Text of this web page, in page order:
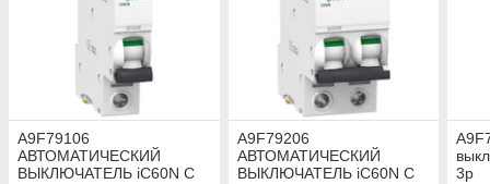
A9F79106
АВТОМАТИЧЕСКИЙ
ВЫКЛЮЧАТЕЛЬ iC60N C
A9F79206
АВТОМАТИЧЕСКИЙ
ВЫКЛЮЧАТЕЛЬ iC60N C
3p